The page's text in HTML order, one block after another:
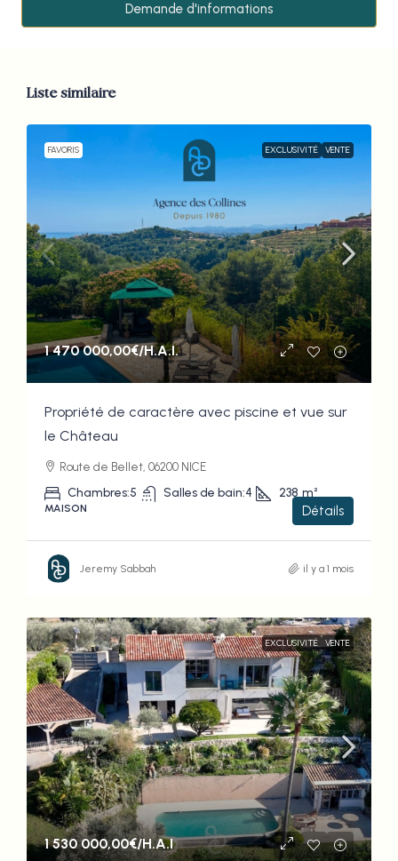
Demande d'informations
Liste similaire
FAVORIS EXCLUSIVITÉ VENTE
1 470 000,00€/H.A.I.
Propriété de caractère avec piscine et vue sur
le Château
Route de Bellet, 06200 NICE
Chambres:5 Salles de bain:4 238 m²
MAISON Détails
Jeremy Sabbah il y a 1 mois
EXCLUSIVITÉ VENTE
1 530 000,00€/H.A.I